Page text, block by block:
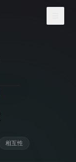
相互性